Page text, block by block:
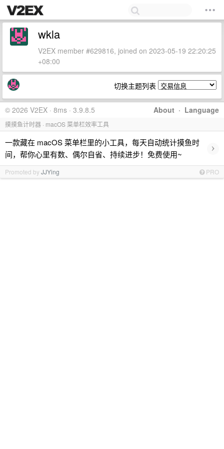
wkla
V2EX member #629816, joined on 2023-05-19 22:20:25
+08:00
切换主题列表
About · Language
© 2026 V2EX · 8ms · 3.9.8.5
摸摸鱼计时器 · macOS 菜单栏效率工具
一款藏在 macOS 菜单栏里的小工具，每天自动统计摸鱼时
间，帮你心里有数、偶尔自省、持续进步！免费使用~
›
Promoted byJJYing PRO